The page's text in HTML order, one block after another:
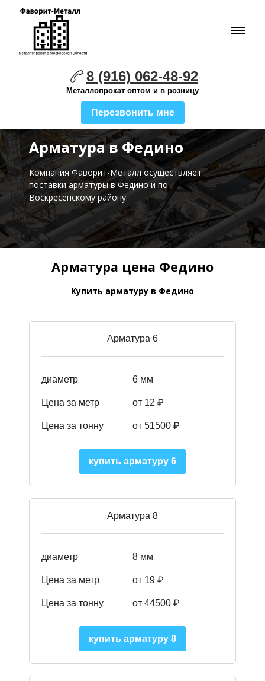
8 (916) 062-48-92
Металлопрокат оптом и в розницу
Перезвонить мне
Арматура в Федино
Компания Фаворит-Металл осуществляет
поставкиарматуры в Федино и по
Воскресенскому району.
Арматура цена Федино
Купить арматуру в Федино
Арматура 6
диаметр 6 мм
Цена за метр от 12 ₽
Цена за тонну от 51500 ₽
купить арматуру 6
Арматура 8
диаметр 8 мм
Цена за метр от 19 ₽
Цена за тонну от 44500 ₽
купить арматуру 8